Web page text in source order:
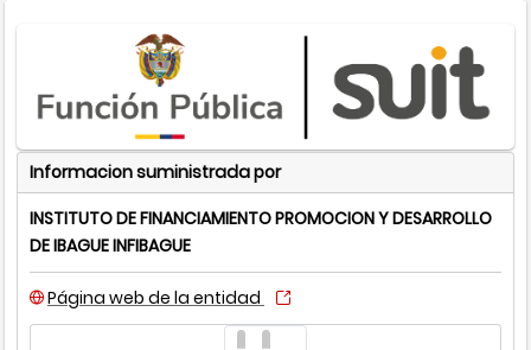
Informacion suministrada por
INSTITUTO DE FINANCIAMIENTO PROMOCION Y DESARROLLO
DE IBAGUE INFIBAGUE
Página web de la entidad